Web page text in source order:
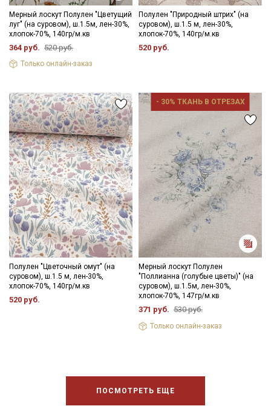
Мерный лоскут Полулен "Цветущий
луг" (на суровом), ш.1.5м, лен-30%,
хлопок-70%, 140гр/м.кв
364 руб. 520 руб.
Только онлайн-заказ
Полулен "Природный штрих" (на
суровом), ш.1.5 м, лен-30%,
хлопок-70%, 140гр/м.кв
520 руб.
Полулен "Цветочный омут" (на
суровом), ш.1.5 м, лен-30%,
хлопок-70%, 140гр/м.кв
520 руб.
- 30% ТКАНЬ В ОТРЕЗАХ
Мерный лоскут Полулен
"Поллианна (голубые цветы)" (на
суровом), ш.1.5м, лен-30%,
хлопок-70%, 147гр/м.кв
371 руб. 530 руб.
Только онлайн-заказ
ПОСМОТРЕТЬ ЕЩЕ